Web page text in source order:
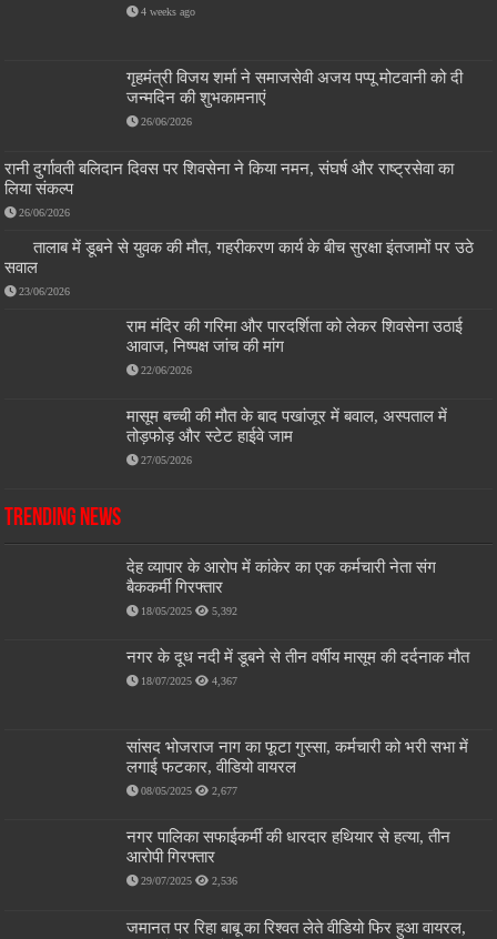
4 weeks ago
गृहमंत्री विजय शर्मा ने समाजसेवी अजय पप्पू मोटवानी को दी
जन्मदिन की शुभकामनाएं
26/06/2026
रानी दुर्गावती बलिदान दिवस पर शिवसेना ने किया नमन, संघर्ष और राष्ट्रसेवा का
लिया संकल्प
26/06/2026
तालाब में डूबने से युवक की मौत, गहरीकरण कार्य के बीच सुरक्षा इंतजामों पर उठे
सवाल
23/06/2026
राम मंदिर की गरिमा और पारदर्शिता को लेकर शिवसेना उठाई
आवाज, निष्पक्ष जांच की मांग
22/06/2026
मासूम बच्ची की मौत के बाद पखांजूर में बवाल, अस्पताल में
तोड़फोड़ और स्टेट हाईवे जाम
27/05/2026
Trending News
देह व्यापार के आरोप में कांकेर का एक कर्मचारी नेता संग
बैककर्मी गिरफ्तार
18/05/2025 5,392
नगर के दूध नदी में डूबने से तीन वर्षीय मासूम की दर्दनाक मौत
18/07/2025 4,367
सांसद भोजराज नाग का फूटा गुस्सा, कर्मचारी को भरी सभा में
लगाई फटकार, वीडियो वायरल
08/05/2025 2,677
नगर पालिका सफाईकर्मी की धारदार हथियार से हत्या, तीन
आरोपी गिरफ्तार
29/07/2025 2,536
जमानत पर रिहा बाबू का रिश्वत लेते वीडियो फिर हुआ वायरल,